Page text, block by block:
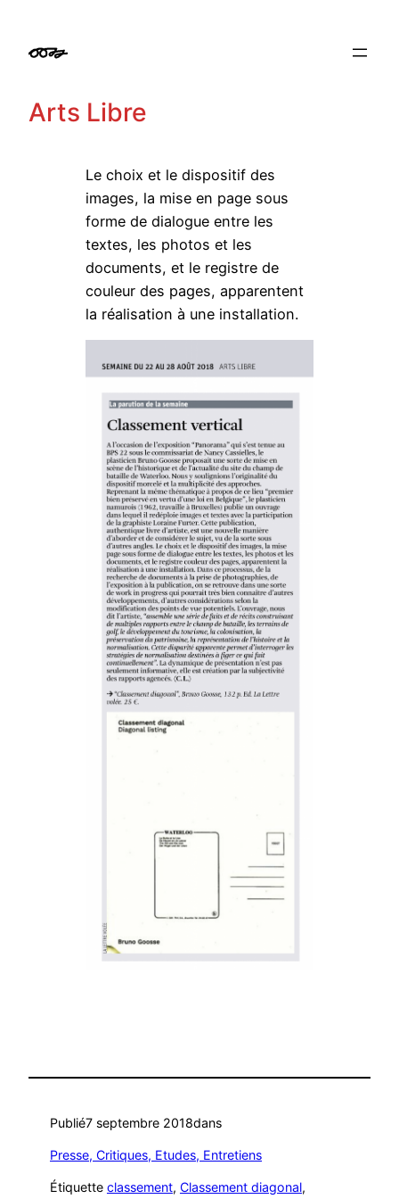
contenu
Arts Libre
Le choix et le dispositif des
images, la mise en page sous
forme de dialogue entre les
textes, les photos et les
documents, et le registre de
couleur des pages, apparentent
la réalisation à une installation.
Publié7 septembre 2018dans
Presse, Critiques, Etudes, Entretiens
Étiquette classement, Classement diagonal